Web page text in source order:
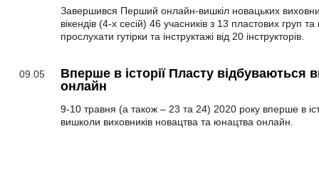
Завершився Перший онлайн-вишкіл новацьких
вікендів (4-х сесій) 46 учасників з 13 пластових груп
прослухати гутірки та інструктажі від 20 інструкторів.
09.05
Вперше в історії Пласту відбуваються
онлайн
9-10 травня (а також – 23 та 24) 2020 року вперше в
вишколи виховників новацтва та юнацтва онлайн.